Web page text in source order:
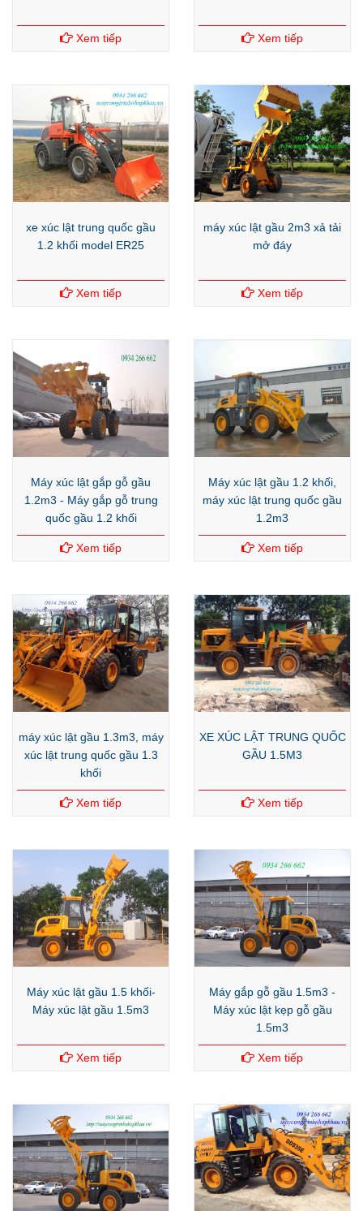
Xem tiếp Xem tiếp
xe xúc lật trung quốc gầu
1.2 khối model ER25
Xem tiếp
máy xúc lật gầu 2m3 xả tải
mở đáy
Xem tiếp
Máy xúc lật gắp gỗ gầu
1.2m3 - Máy gắp gỗ trung
quốc gầu 1.2 khối
Xem tiếp
Máy xúc lật gầu 1.2 khối,
máy xúc lật trung quốc gầu
1.2m3
Xem tiếp
máy xúc lật gầu 1.3m3, máy
xúc lật trung quốc gầu 1.3
khối
Xem tiếp
XE XÚC LẬT TRUNG QUỐC
GẦU 1.5M3
Xem tiếp
Máy xúc lật gầu 1.5 khối-
Máy xúc lật gầu 1.5m3
Xem tiếp
Máy gắp gỗ gầu 1.5m3 -
Máy xúc lật kẹp gỗ gầu
1.5m3
Xem tiếp